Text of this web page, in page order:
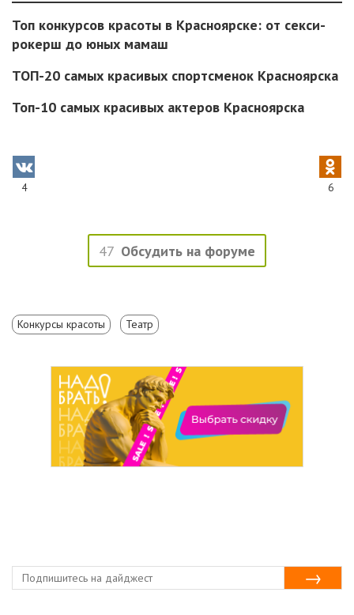
Топ конкурсов красоты в Красноярске: от секси-
рокерш до юных мамаш
ТОП-20 самых красивых спортсменок Красноярска
Топ-10 самых красивых актеров Красноярска
4 6
47 Обсудить на форуме
Конкурсы красоты Театр